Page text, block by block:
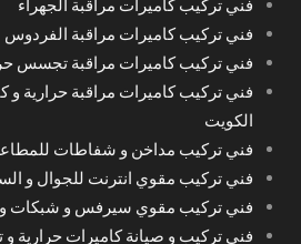
فني تركيب كاميرات مراقبة الجهراء
فني تركيب كاميرات مراقبة الفردوس
فني تركيب كاميرات مراقبة تجسس
فني تركيب كاميرات مراقبة حرارية و
الكويت
فني تركيب مداخن و شفاطات
فني تركيب مقوي انترنت للجوال و
فني تركيب مقوي سيرفس و شبكات
فني تركيب و صيانة كاميرات حرارية